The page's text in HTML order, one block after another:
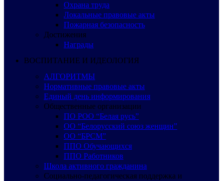
Охрана труда
Локальные правовые акты
Пожарная безопасность
Достижения
Награды
ВОСПИТАНИЕ И ИДЕОЛОГИЯ
АЛГОРИТМЫ
Нормативные правовые акты
Единый день информирования
Общественные организации
ПО РОО “Белая русь”
ОО “Белорусский союз женщин”
ОО “БРСМ”
ППО Обучающихся
ППО Работников
Школа активного гражданина
Социально-педагогическая поддержка и